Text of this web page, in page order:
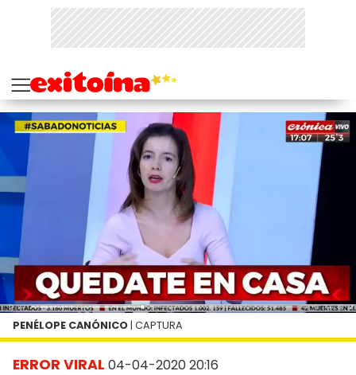
ERROR VIRAL 04-04-2020 20:16
PENÉLOPE CANÓNICO | CAPTURA